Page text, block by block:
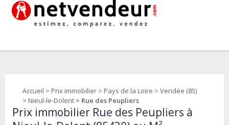
Accueil > Prix immobilier > Pays de la Loire > Vendée (85)
> Nieul-le-Dolent > Rue des Peupliers
Prix immobilier Rue des Peupliers à